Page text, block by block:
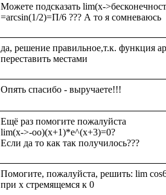
Можете подсказать lim(x-
да, решение правильное,т.к. функция
Ещё раз помогите пожалуйста
lim(x->-oo)(x+1)*e^(x+3)=0?
Помогите, пожалуйста, решить: lim